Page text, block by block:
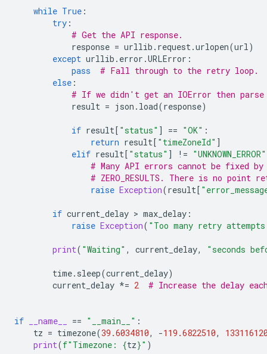
while True :
try :
# Get the API response.
response = urllib . request.urlopen(url)
except urllib . error .URLError :
pass
# Fall through to the retry loop.
else :
# If we didn't get an IOError then
result = json . load(response)
if result[ "status" ] == "OK" :
return result[ "timeZoneId" ]
elif result[ "status" ] != "UNKNOWN_ERROR"
# Many API errors cannot be fixed by
# ZERO_RESULTS. There is no point
raise Exception(result[
if current_delay > max_delay :
raise Exception( "Too many retry
print( "Waiting" , current_delay, "seconds
time. sleep(current_delay)
current_delay *= 2 # Increase the delay
if __name__ == "__main__" :
tz = timezone(39.6034810, -119.6822510,
print(f"Timezone: {tz}" )